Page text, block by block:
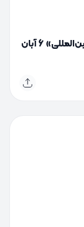
سمینار «مدیریت نسل 4 در سایه تحولات بین‌المللی» 6 آبان